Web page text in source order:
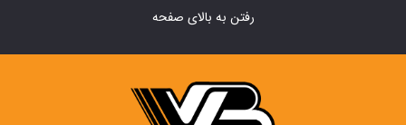
رفتن به بالای صفحه